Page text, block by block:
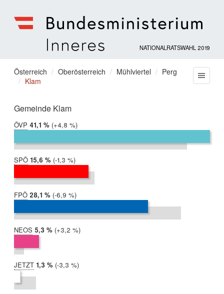
für
Inneres
NATIONALRATSWAHL 2019
Sie
befinden
hier:
Österreich Oberösterreich Mühlviertel
Perg
Klam
Gemeinde Klam
ÖVP 2019:
41,1 %
2017:
36,3 %
Differenz:
+4,8 %
SPÖ 2019:
15,6 %
2017:
16,9 %
Differenz:
-1,3 %
FPÖ 2019:
28,1 %
2017:
35,0 %
Differenz:
-6,9 %
NEOS 2019:
5,3 %
2017:
2,1 %
Differenz:
+3,2 %
JETZT 2019:
1,3 %
2017:
4,6 %
Differenz:
-3,3 %